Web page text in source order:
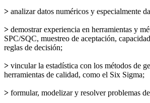
> analizar datos numéricos y especialmente
> demostrar experiencia en herramientas y
SPC/SQC, muestreo de aceptación,
reglas de decisión;
> vincular la estadística con los métodos de
herramientas de calidad, como el Six Sigma;
> formular, modelizar y resolver problemas